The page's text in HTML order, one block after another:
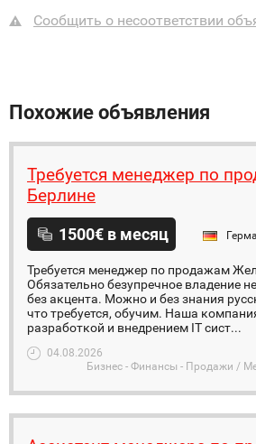
Сообщить о несоответствии
Похожие объявления
Требуется менеджер по
Берлине
1500€ в месяц
Требуется менеджер по продажам
Обязательно безупречное владение
без акцента. Можно и без знания
что требуется, обучим. Наша
разработкой и внедрением IT сист...
04.08.2026
Бизнес - Финансы - Продажи /